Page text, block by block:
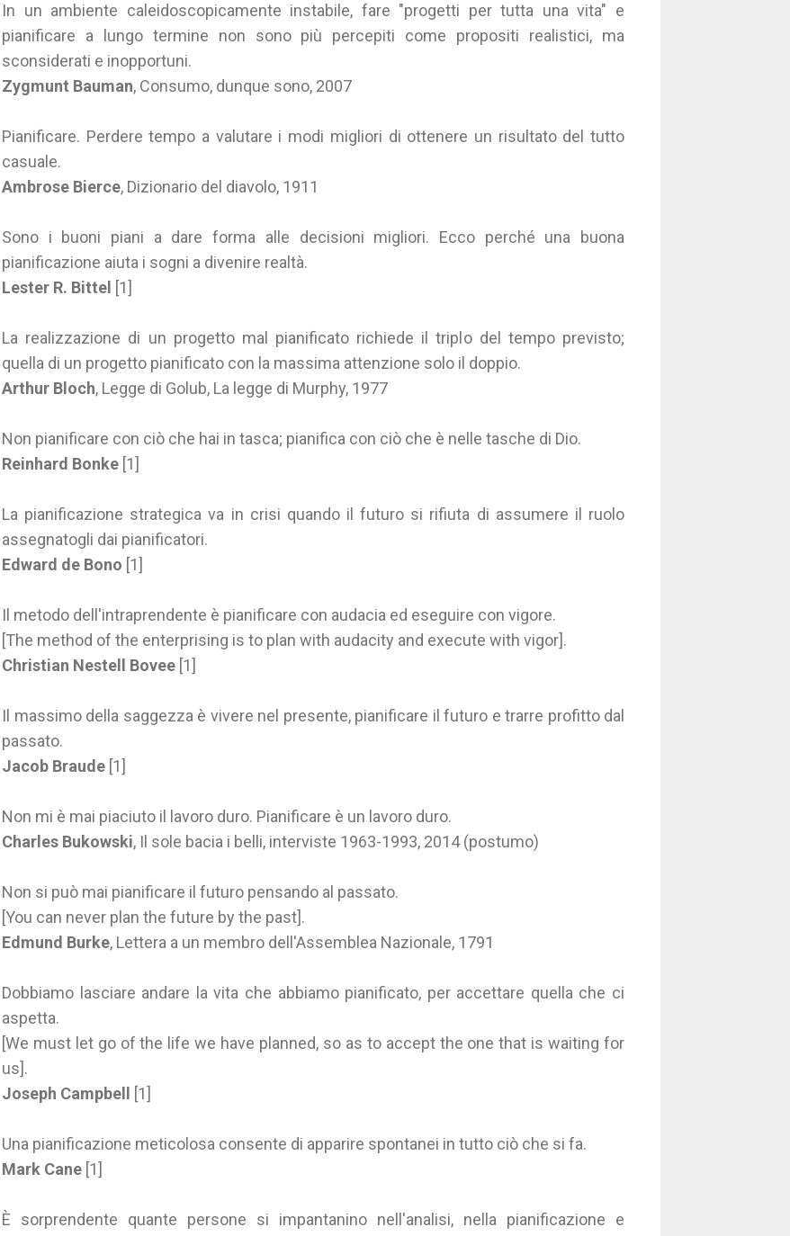
In un ambiente caleidoscopicamente instabile, fare "progetti per tutta una vita" e
pianificare a lungo termine non sono più percepiti come propositi realistici, ma
sconsiderati e inopportuni.
Zygmunt Bauman, Consumo, dunque sono, 2007
Pianificare. Perdere tempo a valutare i modi migliori di ottenere un risultato del tutto
casuale.
Ambrose Bierce, Dizionario del diavolo, 1911
Sono i buoni piani a dare forma alle decisioni migliori. Ecco perché una buona
pianificazione aiuta i sogni a divenire realtà.
Lester R. Bittel [1]
La realizzazione di un progetto mal pianificato richiede il triplo del tempo previsto;
quella di un progetto pianificato con la massima attenzione solo il doppio.
Arthur Bloch, Legge di Golub, La legge di Murphy, 1977
Non pianificare con ciò che hai in tasca; pianifica con ciò che è nelle tasche di Dio.
Reinhard Bonke [1]
La pianificazione strategica va in crisi quando il futuro si rifiuta di assumere il ruolo
assegnatogli dai pianificatori.
Edward de Bono [1]
Il metodo dell'intraprendente è pianificare con audacia ed eseguire con vigore.
[The method of the enterprising is to plan with audacity and execute with vigor].
Christian Nestell Bovee [1]
Il massimo della saggezza è vivere nel presente, pianificare il futuro e trarre profitto dal
passato.
Jacob Braude [1]
Non mi è mai piaciuto il lavoro duro. Pianificare è un lavoro duro.
Charles Bukowski, Il sole bacia i belli, interviste 1963-1993, 2014 (postumo)
Non si può mai pianificare il futuro pensando al passato.
[You can never plan the future by the past].
Edmund Burke, Lettera a un membro dell'Assemblea Nazionale, 1791
Dobbiamo lasciare andare la vita che abbiamo pianificato, per accettare quella che ci
aspetta.
[We must let go of the life we have planned, so as to accept the one that is waiting for
us].
Joseph Campbell
[1]
Una pianificazione meticolosa consente di apparire spontanei in tutto ciò che si fa.
Mark Cane [1]
È sorprendente quante persone si impantanino nell'analisi, nella pianificazione e